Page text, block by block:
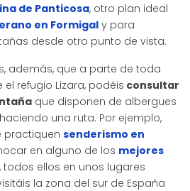
de Panticosa, otro plan ideal
en Formigal y para
desde otro punto de vista.
además, que a parte de toda
refugio Lizara, podéis consultar
que disponen de albergues
una ruta. Por ejemplo,
practiquen senderismo en
en alguno de los mejores
, todos ellos en unos lugares
la zona del sur de España